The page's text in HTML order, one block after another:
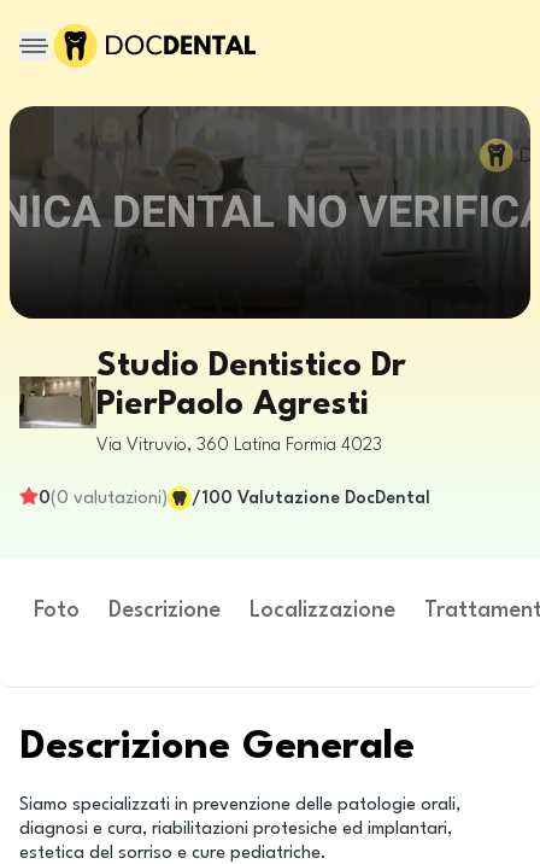
Studio Dentistico Dr
PierPaolo Agresti
Via Vitruvio, 360 Latina Formia 4023
0(0 valutazioni) /100 Valutazione DocDental
Foto Descrizione Localizzazione
Descrizione Generale
Siamo specializzati in prevenzione delle patologie orali,
diagnosi e cura, riabilitazioni protesiche ed implantari,
estetica del sorriso e cure pediatriche.